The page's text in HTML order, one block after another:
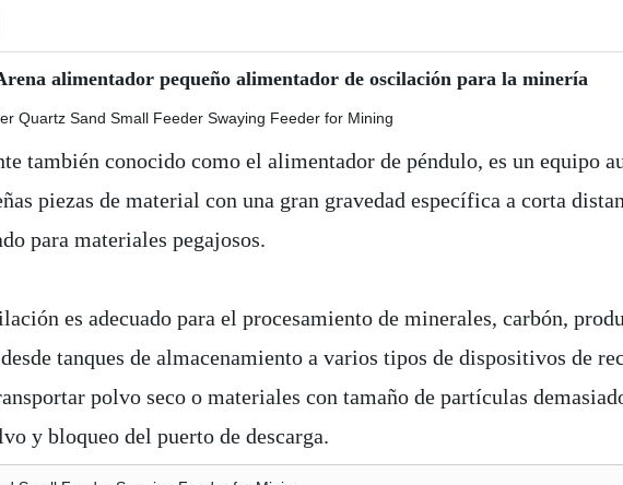
alimentador pequeño alimentador de oscilación para la minería
también conocido como el alimentador de péndulo, es un equipo
piezas de material con una gran gravedad específica a corta
para materiales pegajosos.
es adecuado para el procesamiento de minerales, carbón,
tanques de almacenamiento a varios tipos de dispositivos de
polvo seco o materiales con tamaño de partículas
y bloqueo del puerto de descarga.